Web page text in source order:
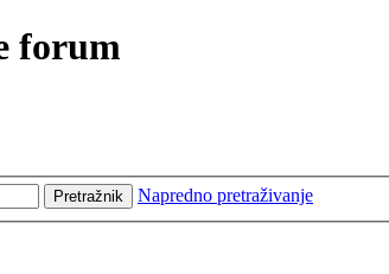
forum
Pretražnik Napredno pretraživanje